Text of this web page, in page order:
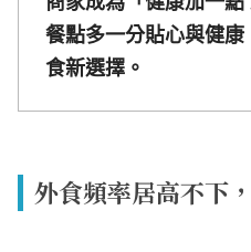
餐點多一分貼心與健
食新選擇。
外食頻率居高不下